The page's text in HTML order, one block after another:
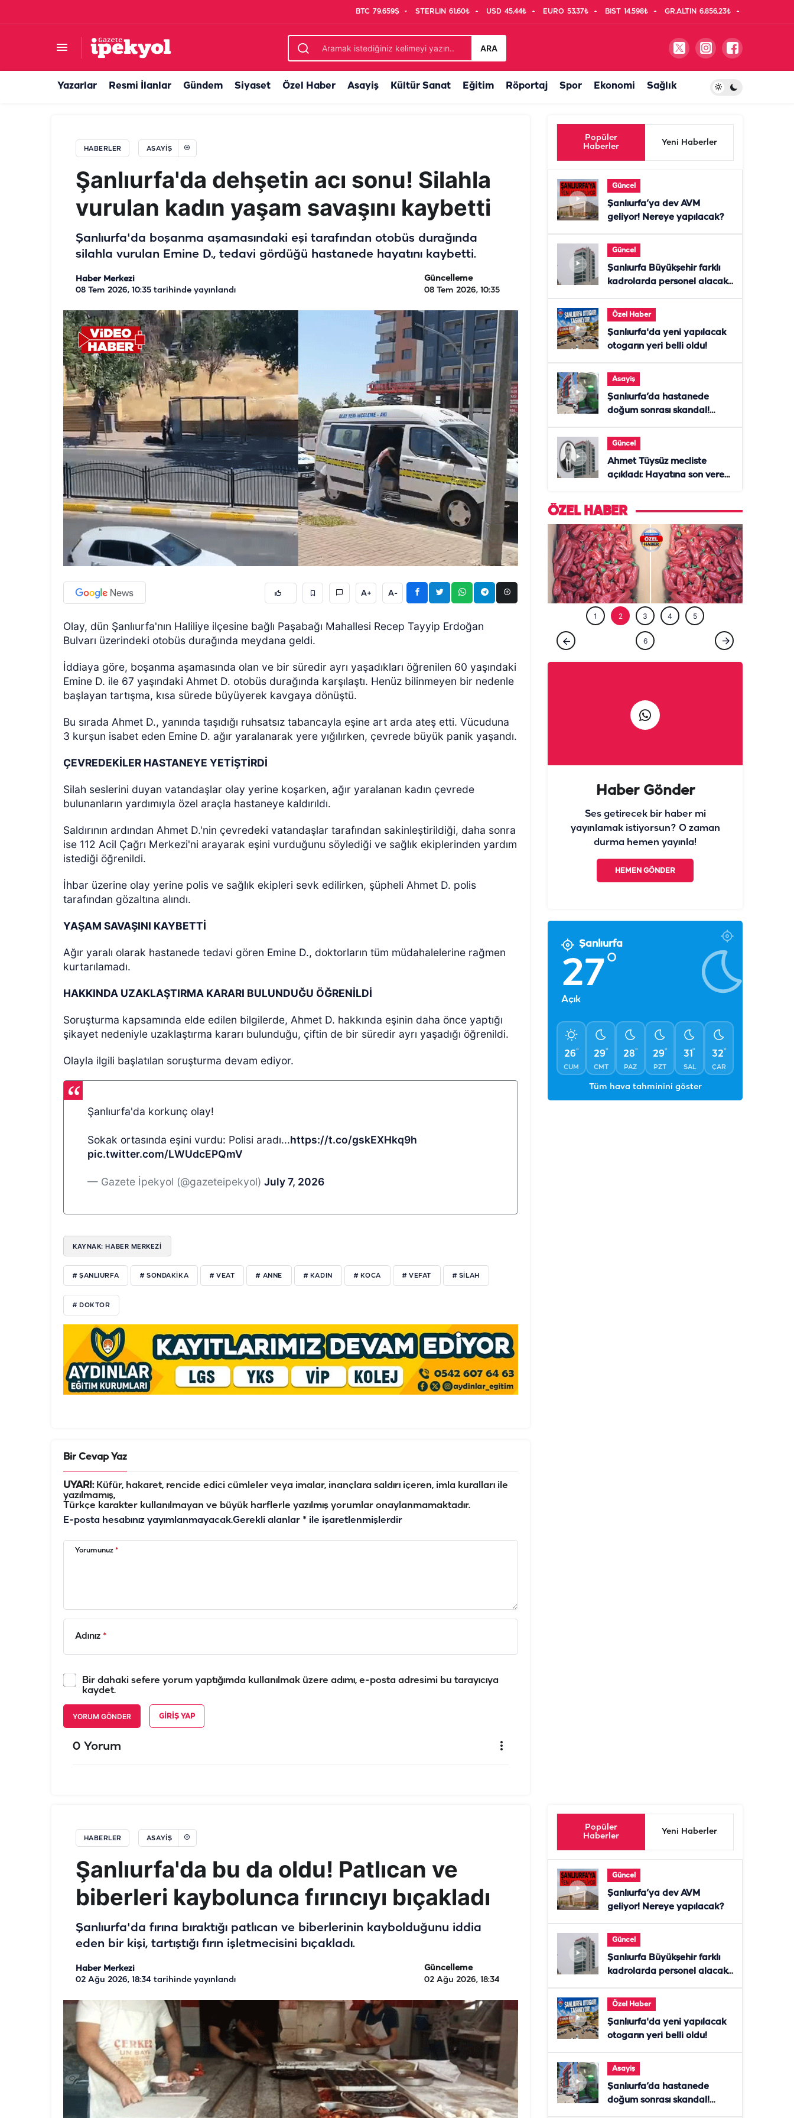
BTC 79.659$ STERLIN 61,60₺ USD 45,44₺ EURO 53,37₺ BIST 14.598₺ GR.ALTIN 6.856,23₺
ARA
Yazarlar Resmi İlanlar Gündem Siyaset Özel Haber Asayiş Kültür Sanat Eğitim Röportaj Spor Ekonomi Sağlık
HABERLER ASAYIŞ
Şanlıurfa'da dehşetin acı sonu! Silahla
vurulan kadın yaşam savaşını kaybetti
Şanlıurfa'da boşanma aşamasındaki eşi tarafından otobüs durağında
silahla vurulan Emine D., tedavi gördüğü hastanede hayatını kaybetti.
Haber Merkezi
08 Tem 2026, 10:35 tarihinde yayınlandı
Güncelleme
08 Tem 2026, 10:35
A+ A-
Olay, dün Şanlıurfa'nın Haliliye ilçesine bağlı Paşabağı Mahallesi Recep Tayyip Erdoğan
Bulvarı üzerindeki otobüs durağında meydana geldi.
İddiaya göre, boşanma aşamasında olan ve bir süredir ayrı yaşadıkları öğrenilen 60 yaşındaki
Emine D. ile 67 yaşındaki Ahmet D. otobüs durağında karşılaştı. Henüz bilinmeyen bir nedenle
başlayan tartışma, kısa sürede büyüyerek kavgaya dönüştü.
Bu sırada Ahmet D., yanında taşıdığı ruhsatsız tabancayla eşine art arda ateş etti. Vücuduna
3 kurşun isabet eden Emine D. ağır yaralanarak yere yığılırken, çevrede büyük panik yaşandı.
ÇEVREDEKİLER HASTANEYE YETİŞTİRDİ
Silah seslerini duyan vatandaşlar olay yerine koşarken, ağır yaralanan kadın çevrede
bulunanların yardımıyla özel araçla hastaneye kaldırıldı.
Saldırının ardından Ahmet D.'nin çevredeki vatandaşlar tarafından sakinleştirildiği, daha sonra
ise 112 Acil Çağrı Merkezi'ni arayarak eşini vurduğunu söylediği ve sağlık ekiplerinden yardım
istediği öğrenildi.
İhbar üzerine olay yerine polis ve sağlık ekipleri sevk edilirken, şüpheli Ahmet D. polis
tarafından gözaltına alındı.
YAŞAM SAVAŞINI KAYBETTİ
Ağır yaralı olarak hastanede tedavi gören Emine D., doktorların tüm müdahalelerine rağmen
kurtarılamadı.
HAKKINDA UZAKLAŞTIRMA KARARI BULUNDUĞU ÖĞRENİLDİ
Soruşturma kapsamında elde edilen bilgilerde, Ahmet D. hakkında eşinin daha önce yaptığı
şikayet nedeniyle uzaklaştırma kararı bulunduğu, çiftin de bir süredir ayrı yaşadığı öğrenildi.
Olayla ilgili başlatılan soruşturma devam ediyor.
Şanlıurfa'da korkunç olay!
Sokak ortasında eşini vurdu: Polisi aradı...https://t.co/gskEXHkq9h
pic.twitter.com/LWUdcEPQmV
— Gazete İpekyol (@gazeteipekyol) July 7, 2026
KAYNAK: HABER MERKEZİ
# ŞANLIURFA # SONDAKIKA # VEAT # ANNE # KADIN # KOCA # VEFAT # SILAH
# DOKTOR
Bir Cevap Yaz
UYARI:Küfür, hakaret, rencide edici cümleler veya imalar, inançlara saldırı içeren, imla kuralları ile
yazılmamış,
Türkçe karakter kullanılmayan ve büyük harflerle yazılmış yorumlar onaylanmamaktadır.
E-posta hesabınız yayımlanmayacak.Gerekli alanlar * ile işaretlenmişlerdir
Yorumunuz *
Adınız *
Bir dahaki sefere yorum yaptığımda kullanılmak üzere adımı, e-posta adresimi bu tarayıcıya
kaydet.
YORUM GÖNDER GIRIŞ YAP
0 Yorum
Popüler
Haberler
Yeni Haberler
Güncel
Şanlıurfa’ya dev AVM
geliyor! Nereye yapılacak?
Güncel
Şanlıurfa Büyükşehir farklı
kadrolarda personel alacak!
Özel Haber
Şanlıurfa'da yeni yapılacak
otogarın yeri belli oldu!
Asayiş
Şanlıurfa’da hastanede
doğum sonrası skandal!
Güncel
Ahmet Tüysüz mecliste
açıkladı: Hayatına son veren
ÖZEL HABER
ÖZEL HABER
Urfalılara kötü haber: Acısı yetmedi, fiyatı
1 2 3 4 5
6
Haber Gönder
Ses getirecek bir haber mi
yayınlamak istiyorsun? O zaman
durma hemen yayınla!
HEMEN GÖNDER
Şanlıurfa
27°
Açık
26°
CUM
29°
CMT
28°
PAZ
29°
PZT
31°
SAL
32°
ÇAR
Tüm hava tahminini göster
HABERLER ASAYIŞ
Şanlıurfa'da bu da oldu! Patlıcan ve
biberleri kaybolunca fırıncıyı bıçakladı
Şanlıurfa'da fırına bıraktığı patlıcan ve biberlerinin kaybolduğunu iddia
eden bir kişi, tartıştığı fırın işletmecisini bıçakladı.
Haber Merkezi
02 Ağu 2026, 18:34 tarihinde yayınlandı
Güncelleme
02 Ağu 2026, 18:34
Şanlıurfa'da bu da oldu! Patlıcan ve biberleri kaybolunca fırıncıyı bıçakladı
Popüler
Haberler
Yeni Haberler
Güncel
Şanlıurfa’ya dev AVM
geliyor! Nereye yapılacak?
Güncel
Şanlıurfa Büyükşehir farklı
kadrolarda personel alacak!
Özel Haber
Şanlıurfa'da yeni yapılacak
otogarın yeri belli oldu!
Asayiş
Şanlıurfa’da hastanede
doğum sonrası skandal!